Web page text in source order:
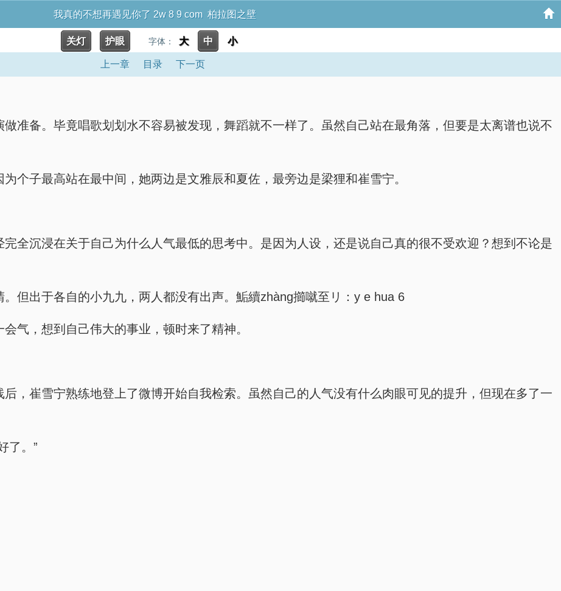
我真的不想再遇见你了 2w 8 9 com 柏拉图之壁
关灯 护眼 字体： 大 中 小
上一章 目录 下一页
准备。毕竟唱歌划划水不容易被发现，舞蹈就不一样了。虽然自己站在最角落，但要是太离谱也说不
个子最高站在最中间，她两边是文雅辰和夏佐，最旁边是梁狸和崔雪宁。
全沉浸在关于自己为什么人气最低的思考中。是因为人设，还是说自己真的很不受欢迎？想到不论是
但出于各自的小九九，两人都没有出声。鮜續zhàng擳噈至リ：y e hua 6
气，想到自己伟大的事业，顿时来了精神。
，崔雪宁熟练地登上了微博开始自我检索。虽然自己的人气没有什么肉眼可见的提升，但现在多了一
了。”